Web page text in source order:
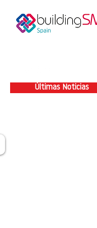
Últimas Noticias